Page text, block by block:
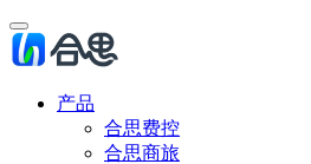
产品
合思费控
合思商旅